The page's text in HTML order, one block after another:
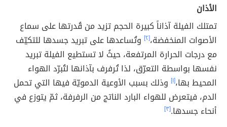
الأذان
تمتلك الفيلة آذاناً كبيرة الحجم تزيد من قُدرتها على سماع
الأصوات المنخفضة،[٢]
وتُساعدها على تبريد جسدها للتكيّف
مع درجات الحرارة المرتفعة، حيثُ لا تستطيع الفيلة تبريد
نفسها بواسطة التعرّق، لذا تُرفرف بآذانها لتُبرّد الهواء
المحيط بها،[١] وذلك بسبب الأوعية الدمويّة فيها التي تحمل
الدم، فيتعرض للهواء البارد الناتج من الرفرفة، ثمّ يتوزع في
أنحاء جسدها.[٣]